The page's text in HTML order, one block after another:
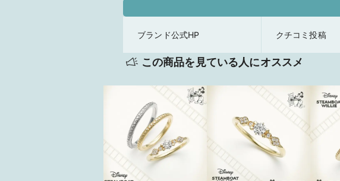
ブランド公式HP クチコミ投稿
この商品を見ている人にオススメ